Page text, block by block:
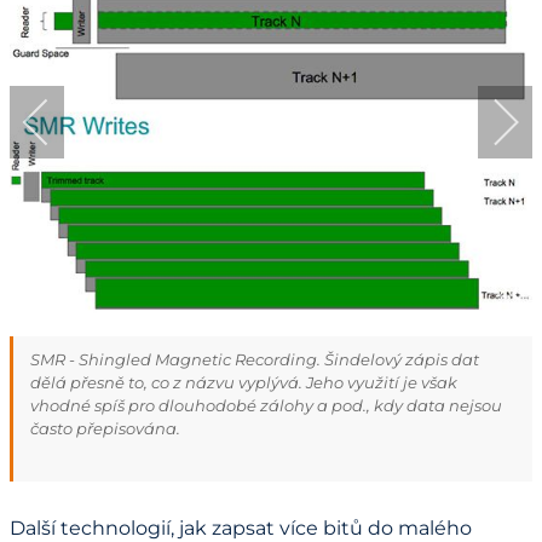
SMR - Shingled Magnetic Recording. Šindelový zápis dat
dělá přesně to, co z názvu vyplývá. Jeho využití je však
vhodné spíš pro dlouhodobé zálohy a pod., kdy data nejsou
často přepisována.
Další technologií, jak zapsat více bitů do malého